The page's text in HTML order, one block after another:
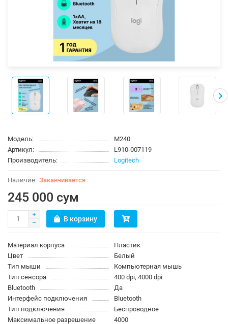
Модель:
M240
Артикул:
L910-007119
Производитель:
Logitech
Заканчивается
245 000 сум
В корзину
Материал корпуса
Пластик
Цвет
Белый
Тип мыши
Компьютерная мышь
Тип сенсора
400 dpi, 4000 dpi
Bluetooth
Да
Интерфейс подключения
Bluetooth
Тип подключения
Беспроводное
Максимальное разрешение
4000